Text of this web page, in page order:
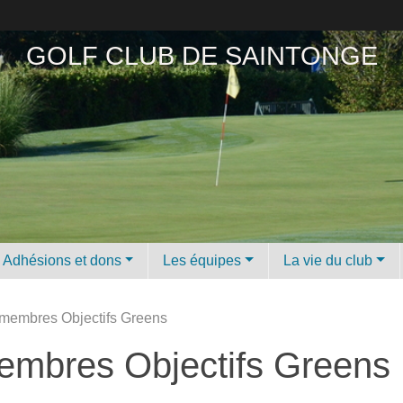
GOLF CLUB DE SAINTONGE
Adhésions et dons Les équipes La vie du club
Objectifs Greens
Objectifs Greens